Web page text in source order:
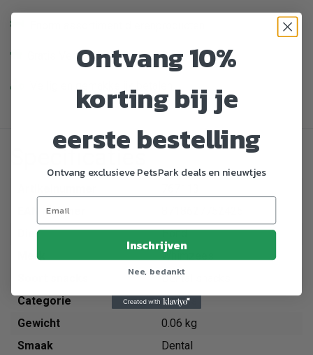
Gratis Verzending vanaf € 39,-
Specificaties
EAN nummer
Dier
Hond
Merk
Whimzees
Dental snacks
Categorie
Snacks
Gewicht
0.06 kg
Smaak
Dental
Ontvang 10%
korting bij je
eerste bestelling
Ontvang exclusieve PetsPark deals en nieuwtjes
Inschrijven
Nee, bedankt